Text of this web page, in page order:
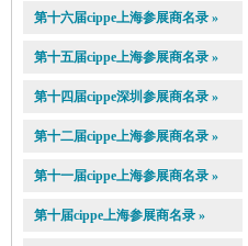
第十六届cippe上海参展商名录 »
第十五届cippe上海参展商名录 »
第十四届cippe深圳参展商名录 »
第十二届cippe上海参展商名录 »
第十一届cippe上海参展商名录 »
第十届cippe上海参展商名录 »